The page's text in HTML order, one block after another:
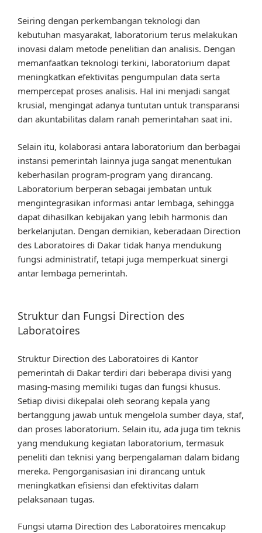
Seiring dengan perkembangan teknologi dan
kebutuhan masyarakat, laboratorium terus melakukan
inovasi dalam metode penelitian dan analisis. Dengan
memanfaatkan teknologi terkini, laboratorium dapat
meningkatkan efektivitas pengumpulan data serta
mempercepat proses analisis. Hal ini menjadi sangat
krusial, mengingat adanya tuntutan untuk transparansi
dan akuntabilitas dalam ranah pemerintahan saat ini.
Selain itu, kolaborasi antara laboratorium dan berbagai
instansi pemerintah lainnya juga sangat menentukan
keberhasilan program-program yang dirancang.
Laboratorium berperan sebagai jembatan untuk
mengintegrasikan informasi antar lembaga, sehingga
dapat dihasilkan kebijakan yang lebih harmonis dan
berkelanjutan. Dengan demikian, keberadaan Direction
des Laboratoires di Dakar tidak hanya mendukung
fungsi administratif, tetapi juga memperkuat sinergi
antar lembaga pemerintah.
Struktur dan Fungsi Direction des
Laboratoires
Struktur Direction des Laboratoires di Kantor
pemerintah di Dakar terdiri dari beberapa divisi yang
masing-masing memiliki tugas dan fungsi khusus.
Setiap divisi dikepalai oleh seorang kepala yang
bertanggung jawab untuk mengelola sumber daya, staf,
dan proses laboratorium. Selain itu, ada juga tim teknis
yang mendukung kegiatan laboratorium, termasuk
peneliti dan teknisi yang berpengalaman dalam bidang
mereka. Pengorganisasian ini dirancang untuk
meningkatkan efisiensi dan efektivitas dalam
pelaksanaan tugas.
Fungsi utama Direction des Laboratoires mencakup